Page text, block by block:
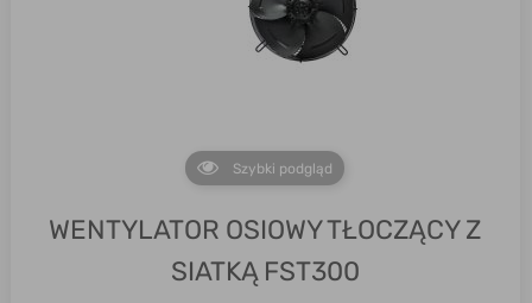
Szybki podgląd
WENTYLATOR OSIOWY TŁOCZĄCY Z
SIATKĄ FST300